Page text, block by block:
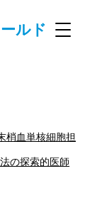
ルド
梢血単核細胞担
の探索的医師